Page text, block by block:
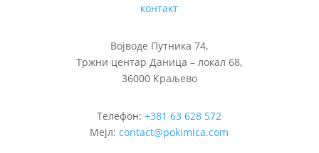
контакт
Војводе Путника 74,
Тржни центар Даница – локал 68,
36000 Краљево
Телефон:+381 63 628 572
Мејл:contact@pokimica.com